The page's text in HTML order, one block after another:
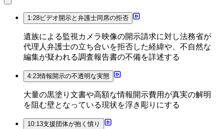
1:28ビデオ開示と弁護士同席の拒否
遺族による監視カメラ映像の開示請求に対し法務省が
代理人弁護士の立ち合いを拒否した経緯や、不自然な
編集が疑われる調査報告書の不備を詳述する
4:23情報開示の不透明な実態
大量の黒塗り文書や高額な情報開示費用が真実の解明
を阻む壁となっている現状を浮き彫りにする
10:13支援団体が抱く憤り